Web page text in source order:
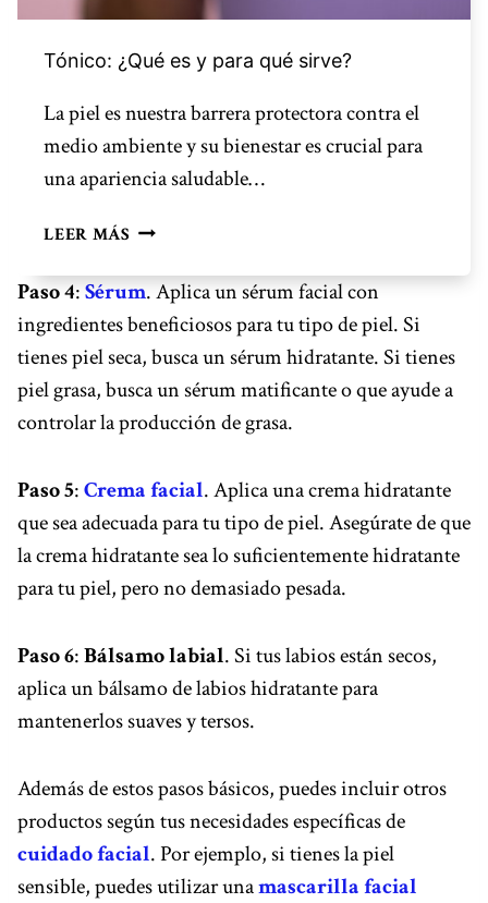
Q
U
S
R
V
Tónico: ¿Qué es y para qué sirve?
La piel es nuestra barrera protectora contra el
medio ambiente y su bienestar es crucial para
una apariencia saludable…
LEER MÁS T
N
I
C
O
:
Q
É
E
Y
P
Q
U
I
R
V
E
Paso 4:Sérum. Aplica un sérum facial con
ingredientes beneficiosos para tu tipo de piel. Si
tienes piel seca, busca un sérum hidratante. Si tienes
piel grasa, busca un sérum matificante o que ayude a
controlar la producción de grasa.
Paso 5:Crema facial. Aplica una crema hidratante
que sea adecuada para tu tipo de piel. Asegúrate de que
la crema hidratante sea lo suficientemente hidratante
para tu piel, pero no demasiado pesada.
Paso 6:Bálsamo labial. Si tus labios están secos,
aplica un bálsamo de labios hidratante para
mantenerlos suaves y tersos.
Además de estos pasos básicos, puedes incluir otros
productos según tus necesidades específicas de
cuidado facial. Por ejemplo, si tienes la piel
sensible, puedes utilizar unamascarilla facial